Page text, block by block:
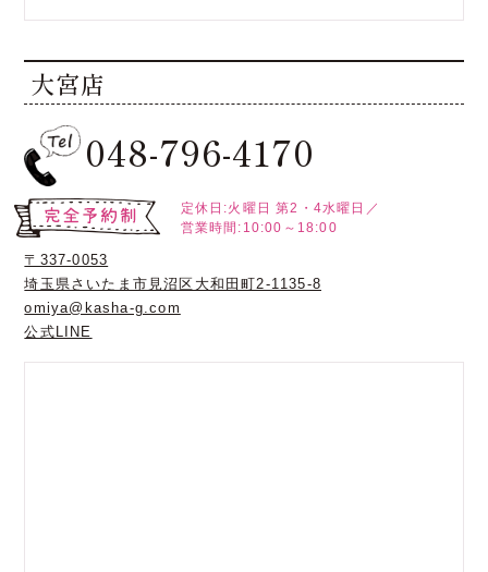
大宮店
048-796-4170
定休日:火曜日 第2・4水曜日／
営業時間:10:00～18:00
〒337-0053
埼玉県さいたま市見沼区大和田町2-1135-8
omiya@kasha-g.com
公式LINE